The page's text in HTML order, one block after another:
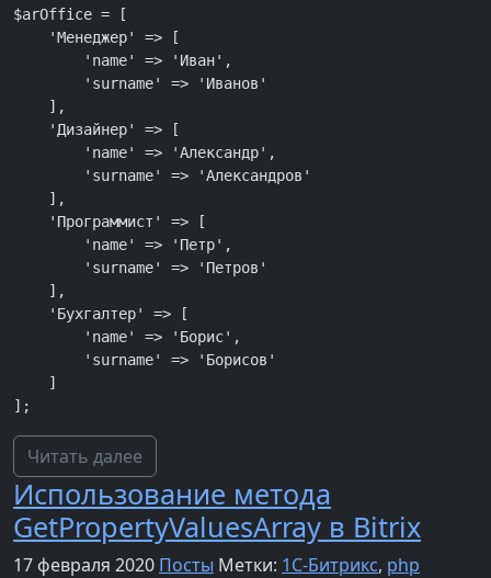
$arOffice = [
];
Читать далее
Использование метода
GetPropertyValuesArray в Bitrix
17 февраля 2020 Посты Метки: 1С-Битрикс, php